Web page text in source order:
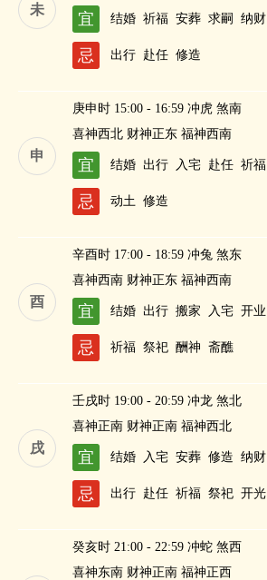
未
宜 结婚 祈福 安葬 求嗣 纳财
忌 出行 赴任 修造
申
庚申时 15:00 - 16:59 冲虎 煞南
喜神西北 财神正东 福神西南
宜 结婚 出行 入宅 赴任 祈福
财
忌 动土 修造
酉
辛酉时 17:00 - 18:59 冲兔 煞东
喜神西南 财神正东 福神西南
宜 结婚 出行 搬家 入宅 开业
造
求嗣 纳财
忌 祈福 祭祀 酬神 斋醮
戌
壬戌时 19:00 - 20:59 冲龙 煞北
喜神正南 财神正南 福神西北
宜 结婚 入宅 安葬 修造 纳财
忌 出行 赴任 祈福 祭祀 开光
癸亥时 21:00 - 22:59 冲蛇 煞西
喜神东南 财神正南 福神正西